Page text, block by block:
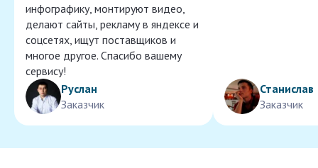
инфографику, монтируют видео,
делают сайты, рекламу в яндексе и
соцсетях, ищут поставщиков и
многое другое. Спасибо вашему
сервису!
Руслан
Заказчик
Станислав
Заказчик